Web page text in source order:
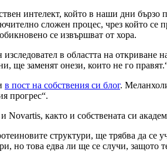
интелект, който в наши дни
сложен процес, чрез който се
се извършват от хора.
в областта на откриване
ще заменят онези, които не го
в пост на собствения си блог.
прогрес“.
както и собствената си
структури, ще трябва да
но това едва ли ще се случи, защото